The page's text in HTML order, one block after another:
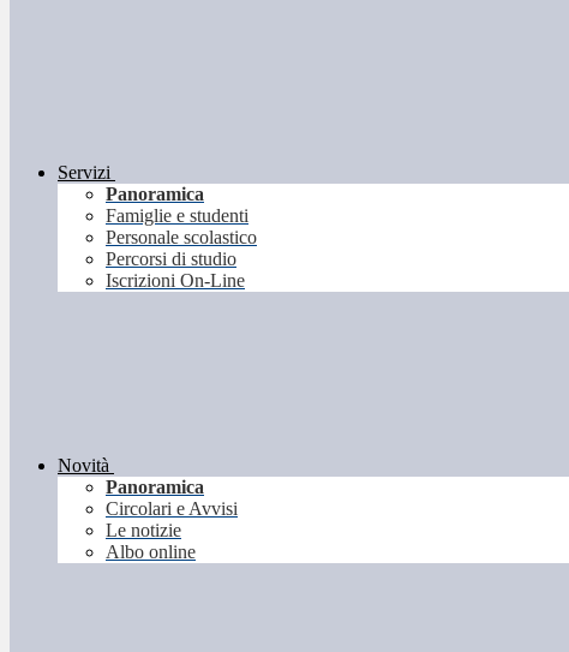
Servizi
Panoramica
Famiglie e studenti
Personale scolastico
Percorsi di studio
Iscrizioni On-Line
Novità
Panoramica
Circolari e Avvisi
Le notizie
Albo online